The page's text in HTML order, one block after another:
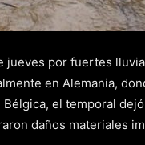
jueves por fuertes
en Alemania,
el temporal
daños materiales